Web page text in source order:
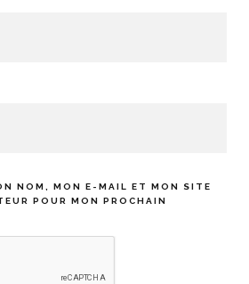
NOM, MON E-MAIL ET MON SITE
POUR MON PROCHAIN